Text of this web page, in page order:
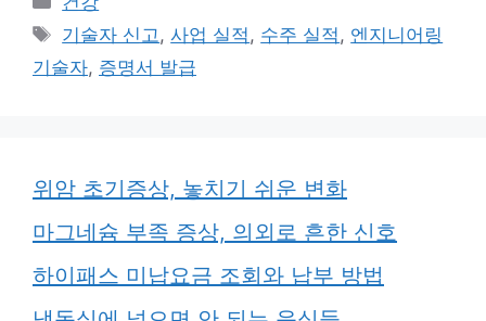
테
리
태
그
기술자 신고,사업 실적, 수주 실적, 엔지니어링
기술자, 증명서 발급
위암 초기증상, 놓치기 쉬운 변화
마그네슘 부족 증상, 의외로 흔한 신호
하이패스 미납요금 조회와 납부 방법